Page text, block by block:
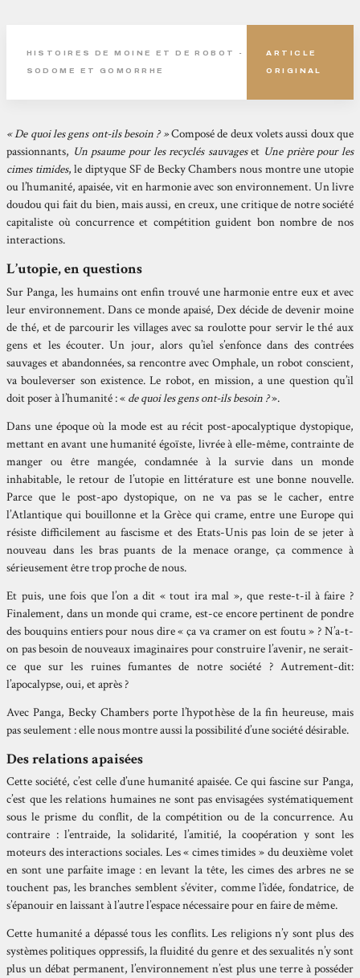
HISTOIRES DE MOINE ET DE ROBOT -
SODOME ET GOMORRHE
ARTICLE
ORIGINAL
« De quoi les gens ont-ils besoin ? »Composé de deux volets aussi doux que
passionnants, Un psaume pour les recyclés sauvageset Une prière pour les
cimes timides, le diptyque SF de Becky Chambers nous montre une utopie
ou l’humanité, apaisée, vit en harmonie avec son environnement. Un livre
doudou qui fait du bien, mais aussi, en creux, une critique de notre société
capitaliste où concurrence et compétition guident bon nombre de nos
interactions.
L’utopie, en questions
Sur Panga, les humains ont enfin trouvé une harmonie entre eux et avec
leur environnement. Dans ce monde apaisé, Dex décide de devenir moine
de thé, et de parcourir les villages avec sa roulotte pour servir le thé aux
gens et les écouter. Un jour, alors qu’iel s’enfonce dans des contrées
sauvages et abandonnées, sa rencontre avec Omphale, un robot conscient,
va bouleverser son existence. Le robot, en mission, a une question qu’il
doit poser à l’humanité : « de quoi les gens ont-ils besoin ?».
Dans une époque où la mode est au récit post-apocalyptique dystopique,
mettant en avant une humanité égoïste, livrée à elle-même, contrainte de
manger ou être mangée, condamnée à la survie dans un monde
inhabitable, le retour de l’utopie en littérature est une bonne nouvelle.
Parce que le post-apo dystopique, on ne va pas se le cacher, entre
l’Atlantique qui bouillonne et la Grèce qui crame, entre une Europe qui
résiste difficilement au fascisme et des Etats-Unis pas loin de se jeter à
nouveau dans les bras puants de la menace orange, ça commence à
sérieusement être trop proche de nous.
Et puis, une fois que l’on a dit « tout ira mal », que reste-t-il à faire ?
Finalement, dans un monde qui crame, est-ce encore pertinent de pondre
des bouquins entiers pour nous dire « ça va cramer on est foutu » ? N’a-t-
on pas besoin de nouveaux imaginaires pour construire l’avenir, ne serait-
ce que sur les ruines fumantes de notre société ? Autrement-dit:
l’apocalypse, oui, et après ?
Avec Panga, Becky Chambers porte l’hypothèse de la fin heureuse, mais
pas seulement : elle nous montre aussi la possibilité d’une société désirable.
Des relations apaisées
Cette société, c’est celle d’une humanité apaisée. Ce qui fascine sur Panga,
c’est que les relations humaines ne sont pas envisagées systématiquement
sous le prisme du conflit, de la compétition ou de la concurrence. Au
contraire : l’entraide, la solidarité, l’amitié, la coopération y sont les
moteurs des interactions sociales. Les « cimes timides » du deuxième volet
en sont une parfaite image : en levant la tête, les cimes des arbres ne se
touchent pas, les branches semblent s’éviter, comme l’idée, fondatrice, de
s’épanouir en laissant à l’autre l’espace nécessaire pour en faire de même.
Cette humanité a dépassé tous les conflits. Les religions n’y sont plus des
systèmes politiques oppressifs, la fluidité du genre et des sexualités n’y sont
plus un débat permanent, l’environnement n’est plus une terre à posséder